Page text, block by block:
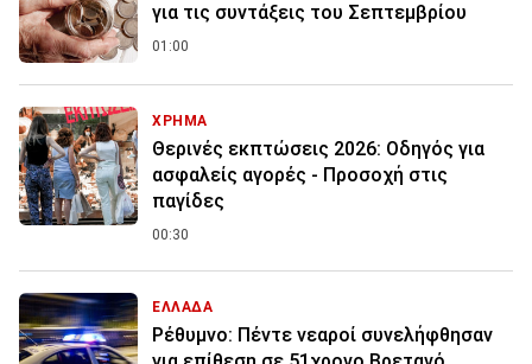
για τις συντάξεις του Σεπτεμβρίου
01:00
ΧΡΗΜΑ
Θερινές εκπτώσεις 2026: Οδηγός για
ασφαλείς αγορές - Προσοχή στις
παγίδες
00:30
ΕΛΛΑΔΑ
Ρέθυμνο: Πέντε νεαροί συνελήφθησαν